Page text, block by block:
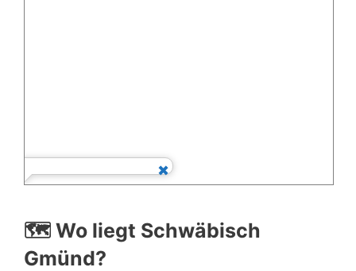
🗺️ Wo liegt Schwäbisch
Gmünd?